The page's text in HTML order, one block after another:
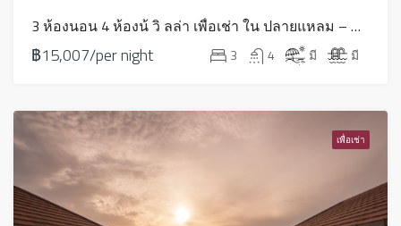
3 ห้องนอน 4 ห้องน้ วิ ลล่า เพื่อเช่า ใน ปลายแหลม – HVR19S
฿15,007/per night 3 4 มี มี
เพื่อเช่า